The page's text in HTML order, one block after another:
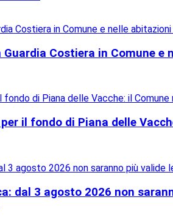
Costiera in Comune
il fondo di Piana delle
dal 3 agosto 2026 non